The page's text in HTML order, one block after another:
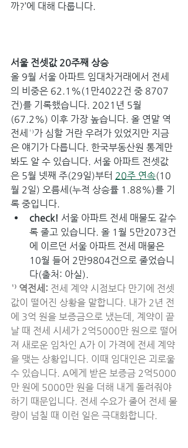
까?’에 대해 다룹니다.
서울 전셋값 20주째 상승
올 9월 서울 아파트 임대차거래에서 전세
의 비중은 62.1%(1만4022건 중 8707
건)를 기록했습니다. 2021년 5월
(67.2%) 이후 가장 높습니다. 올 연말 역
전세¹⁾가 심할 거란 우려가 있었지만 지금
은 얘기가 다릅니다. 한국부동산원 통계만
봐도 알 수 있습니다. 서울 아파트 전셋값
은 5월 넷째 주(29일)부터 20주 연속(10
월 2일) 오름세(누적 상승률 1.88%)를 기
록 중입니다.
check! 서울 아파트 전세 매물도 갈수
록 줄고 있습니다. 올 1월 5만2073건
에 이르던 서울 아파트 전세 매물은
10월 들어 2만9804건으로 줄었습니
다(출처: 아실).
¹⁾ 역전세: 전세 계약 시점보다 만기에 전셋
값이 떨어진 상황을 말합니다. 내가 2년 전
에 3억 원을 보증금으로 냈는데, 계약이 끝
날 때 전세 시세가 2억5000만 원으로 떨어
져 새로운 임차인 A가 이 가격에 전세 계약
을 맺는 상황입니다. 이때 임대인은 괴로울
수 있습니다. A에게 받은 보증금 2억5000
만 원에 5000만 원을 더해 내게 돌려줘야
하기 때문입니다. 전세 수요가 줄어 전세 물
량이 넘칠 때 이런 일은 극대화합니다.